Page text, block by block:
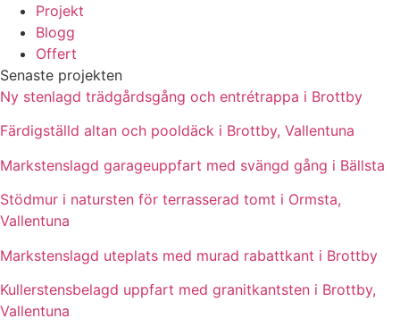
Projekt
Blogg
Offert
Senaste projekten
Ny stenlagd trädgårdsgång och entrétrappa i Brottby
Färdigställd altan och pooldäck i Brottby, Vallentuna
Markstenslagd garageuppfart med svängd gång i Bällsta
Stödmur i natursten för terrasserad tomt i Ormsta,
Vallentuna
Markstenslagd uteplats med murad rabattkant i Brottby
Kullerstensbelagd uppfart med granitkantsten i Brottby,
Vallentuna